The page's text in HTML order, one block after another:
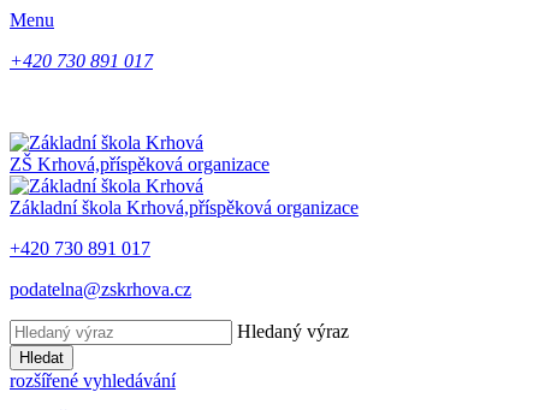
Menu
+420 730 891 017
ZŠ Krhová,příspěková organizace
Základní škola Krhová,příspěková organizace
+420 730 891 017
podatelna@zskrhova.cz
Hledaný výraz
Hledat
rozšířené vyhledávání